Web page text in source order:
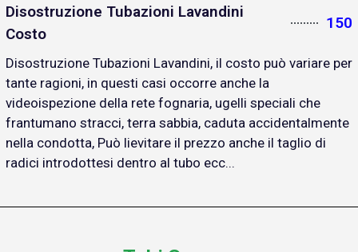
Disostruzione Tubazioni Lavandini
Costo
150
Disostruzione Tubazioni Lavandini, il costo può variare per
tante ragioni, in questi casi occorre anche la
videoispezione della rete fognaria, ugelli speciali che
frantumano stracci, terra sabbia, caduta accidentalmente
nella condotta, Può lievitare il prezzo anche il taglio di
radici introdottesi dentro al tubo ecc...